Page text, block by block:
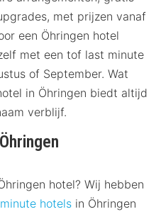
met prijzen vanaf
een Öhringen hotel
met een tof last minute
of September. Wat
in Öhringen biedt altijd
verblijf.
hotel? Wij hebben
hotels in Öhringen